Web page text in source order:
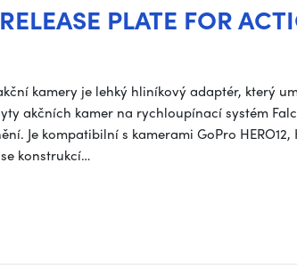
PLATE FOR
kamery je lehký hliníkový adaptér, který
akčních kamer na rychloupínací systém
Je kompatibilní s kamerami GoPro HERO12,
konstrukcí…